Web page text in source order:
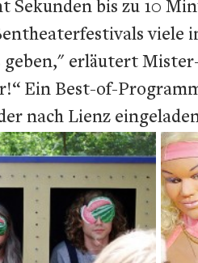
bis zu 10
geben," erläutert
Ein Best-of-
nach Lienz